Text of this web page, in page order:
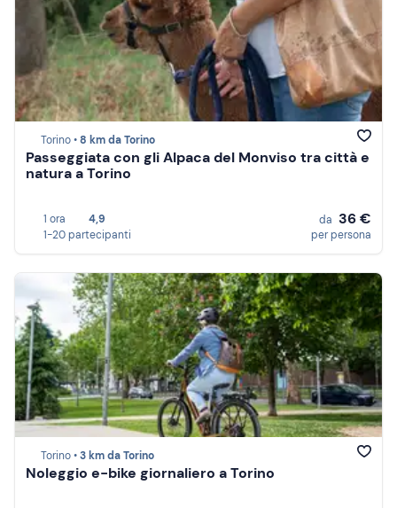
Torino •8 km da Torino
Passeggiata con gli Alpaca del Monviso tra città e
natura a Torino
1 ora
4,9
1-20 partecipanti
da 36 €
per persona
Torino •3 km da Torino
Noleggio e-bike giornaliero a Torino